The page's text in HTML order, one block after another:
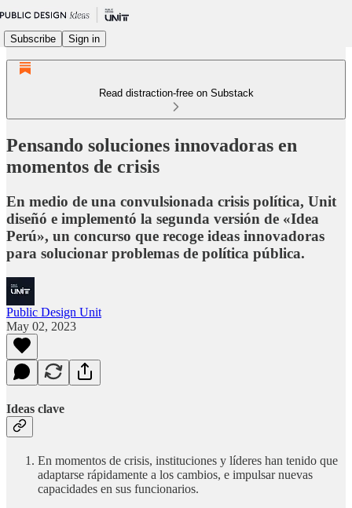
Subscribe Sign in
Read distraction-free on Substack
Pensando soluciones innovadoras en
momentos de crisis
En medio de una convulsionada crisis política, Unit
diseñó e implementó la segunda versión de «Idea
Perú», un concurso que recoge ideas innovadoras
para solucionar problemas de política pública.
Public Design Unit
May 02, 2023
Ideas clave
En momentos de crisis, instituciones y líderes han tenido que
adaptarse rápidamente a los cambios, e impulsar nuevas
capacidades en sus funcionarios.